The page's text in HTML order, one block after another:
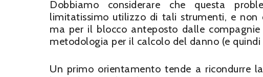
Dobbiamo considerare che questa
limitatissimo utilizzo di tali strumenti, e non
ma per il blocco anteposto dalle
metodologia per il calcolo del danno (e
Un primo orientamento tende a ricondurre